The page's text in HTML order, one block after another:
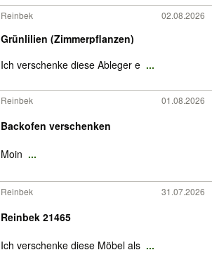
Reinbek 02.08.2026
Grünlilien (Zimmerpflanzen)
Ich verschenke diese Ableger e ...
Reinbek 01.08.2026
Backofen verschenken
Moin ...
Reinbek 31.07.2026
Reinbek 21465
Ich verschenke diese Möbel als ...